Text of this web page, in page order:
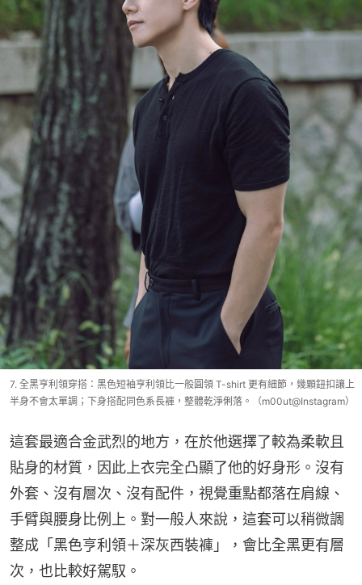
7. 全黑亨利領穿搭：黑色短袖亨利領比一般圓領 T-shirt 更有細節，幾顆鈕扣讓上
半身不會太單調；下身搭配同色系長褲，整體乾淨俐落。（m00ut@Instagram）
這套最適合金武烈的地方，在於他選擇了較為柔軟且
貼身的材質，因此上衣完全凸顯了他的好身形。沒有
外套、沒有層次、沒有配件，視覺重點都落在肩線、
手臂與腰身比例上。對一般人來說，這套可以稍微調
整成「黑色亨利領＋深灰西裝褲」，會比全黑更有層
次，也比較好駕馭。